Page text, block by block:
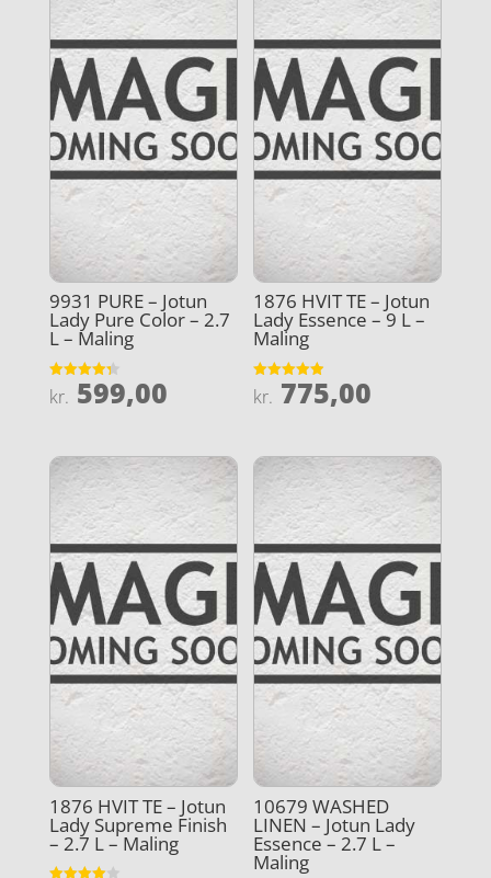
9931 PURE – Jotun
Lady Pure Color – 2.7
L – Maling
Vurderet
4.3
kr. 599,00
1876 HVIT TE – Jotun
Lady Essence – 9 L –
Maling
Vurderet
4.9
kr. 775,00
1876 HVIT TE – Jotun
Lady Supreme Finish
– 2.7 L – Maling
10679 WASHED
LINEN – Jotun Lady
Essence – 2.7 L –
Maling